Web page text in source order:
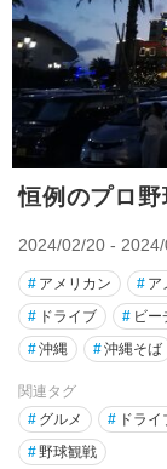
恒例のプロ
2024/02/20 -
# アメリカン # ア
# ドライブ # ビー
#沖縄 #沖縄そば
関連タグ
# グルメ # ドラ
#野球観戦